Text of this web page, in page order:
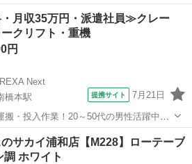
はあり
いただけます。 ・サイズは写真をご確認
ロー
月収35万円・派遣社員≫クレー
クリフト・重機
円
Next
橋本駅
提携サイト 7月21日
搬・投入作業！20～50代の男性活躍中★
会社負担！年間休日130日★フォークリフ
就業先食堂利用可★《神奈川県相模原
電...
本駅 その他
のサカイ浦和店【M228】ローテーブ
ル ラタン調 ホワイト